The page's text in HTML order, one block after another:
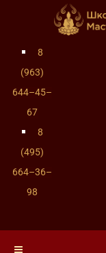
8
(963)
644–45–
67
8
(495)
664–36–
98